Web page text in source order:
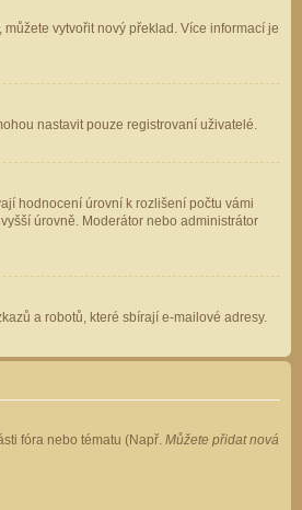
vytvořit nový překlad. Více informací je
nastavit pouze registrovaní uživatelé.
hodnocení úrovní k rozlišení počtu vámi
úrovně. Moderátor nebo administrátor
a robotů, které sbírají e-mailové adresy.
fóra nebo tématu (Např. Můžete přidat nová